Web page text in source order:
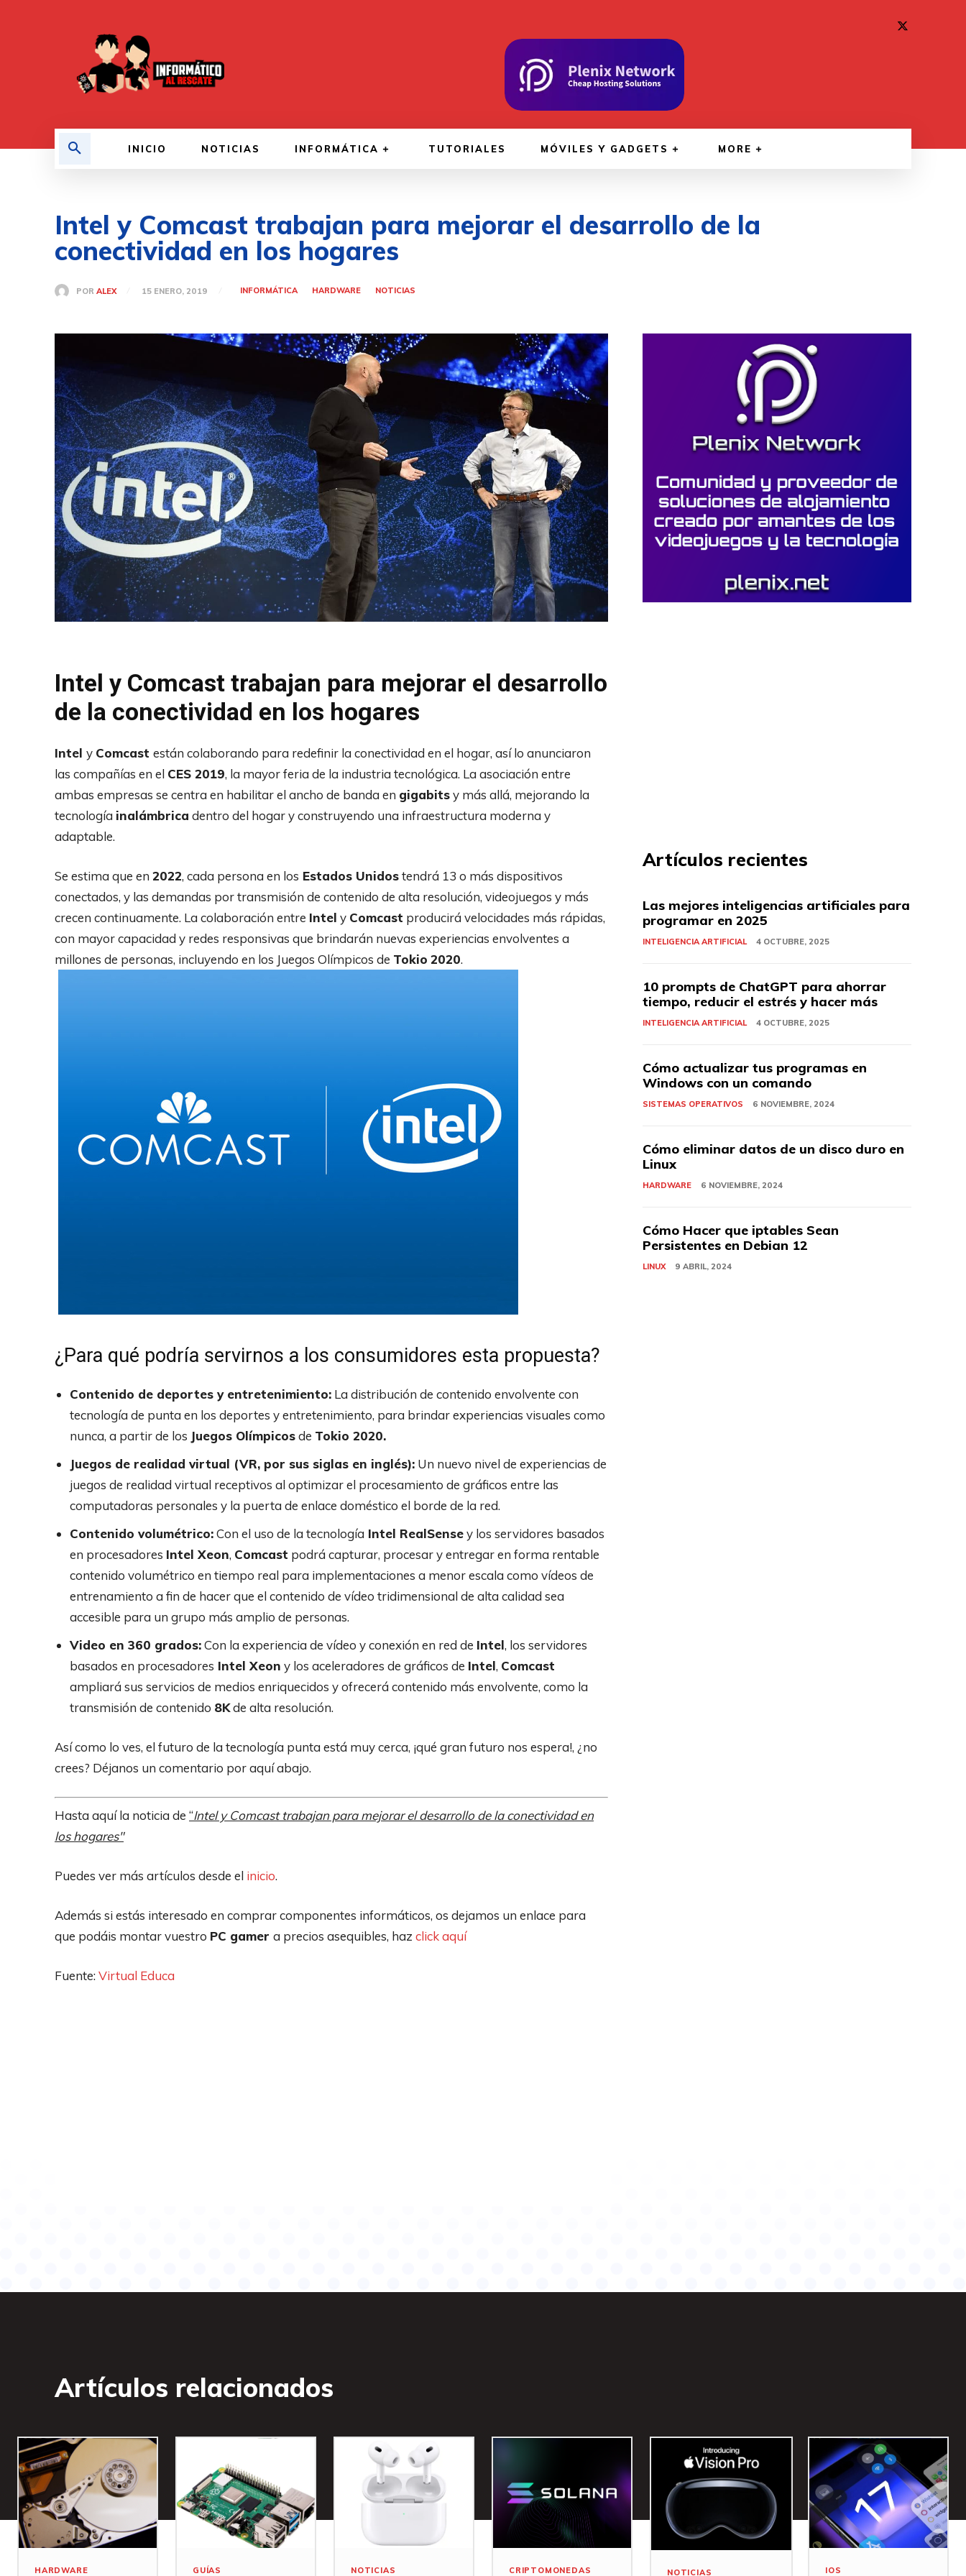
INICIO NOTICIAS INFORMÁTICA TUTORIALES MÓVILES Y GADGETS MORE
Intel y Comcast trabajan para mejorar el desarrollo de la
conectividad en los hogares
POR ALEX 15 ENERO, 2019 INFORMÁTICA HARDWARE NOTICIAS
Intel y Comcast trabajan para mejorar el desarrollo
de la conectividad en los hogares
Intel y Comcast están colaborando para redefinir la conectividad en el hogar, así lo anunciaron
las compañías en el CES 2019, la mayor feria de la industria tecnológica. La asociación entre
ambas empresas se centra en habilitar el ancho de banda en gigabitsy más allá, mejorando la
tecnología inalámbrica dentro del hogar y construyendo una infraestructura moderna y
adaptable.
Se estima que en 2022, cada persona en los Estados Unidostendrá 13 o más dispositivos
conectados, y las demandas por transmisión de contenido de alta resolución, videojuegos y más
crecen continuamente. La colaboración entre Intel y Comcast producirá velocidades más rápidas,
con mayor capacidad y redes responsivas que brindarán nuevas experiencias envolventes a
millones de personas, incluyendo en los Juegos Olímpicos de Tokio 2020.
¿Para qué podría servirnos a los consumidores esta propuesta?
Contenido de deportes y entretenimiento: La distribución de contenido envolvente con
tecnología de punta en los deportes y entretenimiento, para brindar experiencias visuales como
nunca, a partir de los Juegos Olímpicosde Tokio 2020.
Juegos de realidad virtual (VR, por sus siglas en inglés): Un nuevo nivel de experiencias de
juegos de realidad virtual receptivos al optimizar el procesamiento de gráficos entre las
computadoras personales y la puerta de enlace doméstico el borde de la red.
Contenido volumétrico:Con el uso de la tecnología Intel RealSensey los servidores basados
en procesadores Intel Xeon, Comcast podrá capturar, procesar y entregar en forma rentable
contenido volumétrico en tiempo real para implementaciones a menor escala como vídeos de
entrenamiento a fin de hacer que el contenido de vídeo tridimensional de alta calidad sea
accesible para un grupo más amplio de personas.
Video en 360 grados:Con la experiencia de vídeo y conexión en red de Intel, los servidores
basados en procesadores Intel Xeon y los aceleradores de gráficos de Intel, Comcast
ampliará sus servicios de medios enriquecidos y ofrecerá contenido más envolvente, como la
transmisión de contenido 8Kde alta resolución.
Así como lo ves, el futuro de la tecnología punta está muy cerca, ¡qué gran futuro nos espera!, ¿no
crees? Déjanos un comentario por aquí abajo.
Hasta aquí la noticia de “Intel y Comcast trabajan para mejorar el desarrollo de la conectividad en
los hogares″
Puedes ver más artículos desde el inicio.
Además si estás interesado en comprar componentes informáticos, os dejamos un enlace para
que podáis montar vuestro PC gamer a precios asequibles, haz click aquí
Fuente:Virtual Educa
Artículos recientes
Las mejores inteligencias artificiales para
programar en 2025
INTELIGENCIA ARTIFICIAL 4 OCTUBRE, 2025
10 prompts de ChatGPT para ahorrar
tiempo, reducir el estrés y hacer más
INTELIGENCIA ARTIFICIAL 4 OCTUBRE, 2025
Cómo actualizar tus programas en
Windows con un comando
SISTEMAS OPERATIVOS 6 NOVIEMBRE, 2024
Cómo eliminar datos de un disco duro en
Linux
HARDWARE 6 NOVIEMBRE, 2024
Cómo Hacer que iptables Sean
Persistentes en Debian 12
LINUX 9 ABRIL, 2024
Artículos relacionados
HARDWARE GUÍAS NOTICIAS CRIPTOMONEDAS NOTICIAS IOS